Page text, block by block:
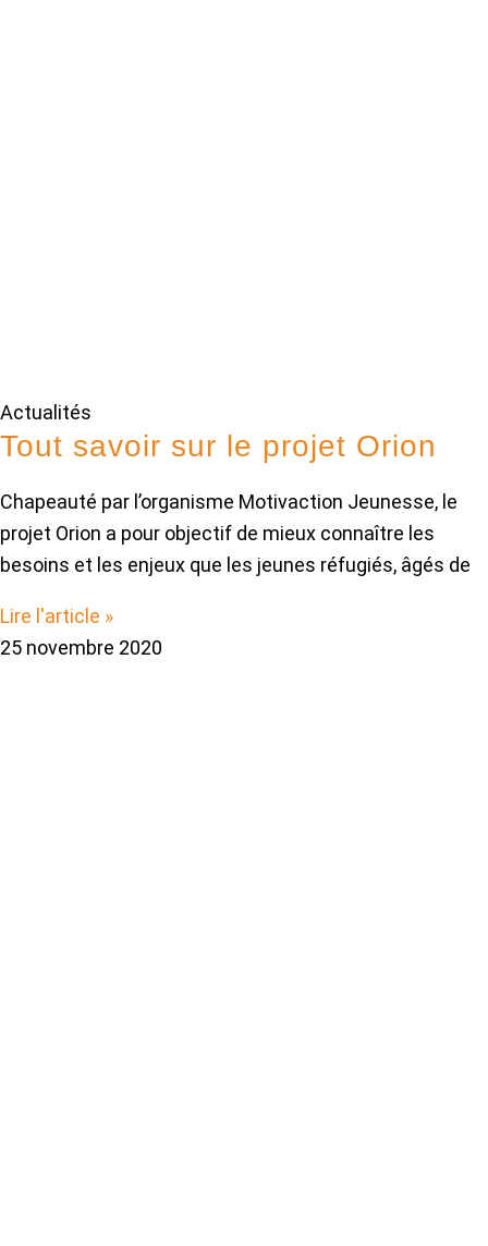
Actualités
Tout savoir sur le projet Orion
Chapeauté par l’organisme Motivaction Jeunesse, le
projet Orion a pour objectif de mieux connaître les
besoins et les enjeux que les jeunes réfugiés, âgés de
Lire l'article »
25 novembre 2020